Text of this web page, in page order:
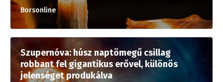
Borsonline
Szupernóva: húsz naptömegű csillag
robbant fel gigantikus erővel, különös
jelenséget produkálva